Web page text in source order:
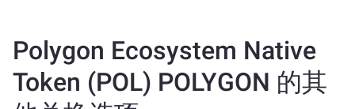
Polygon Ecosystem Native
Token (POL) POLYGON 的其